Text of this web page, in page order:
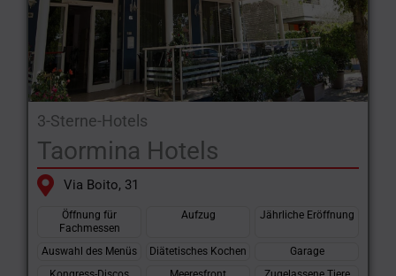
3-Sterne-Hotels
Taormina Hotels
Via Boito, 31
Öffnung für
Fachmessen
Aufzug Jährliche Eröffnung
Auswahl des Menüs Diätetisches Kochen
Garage